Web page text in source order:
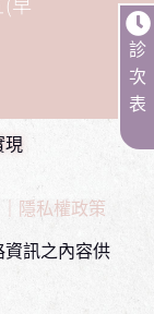
診
次
表
現
隱私權政策
資訊之內容供